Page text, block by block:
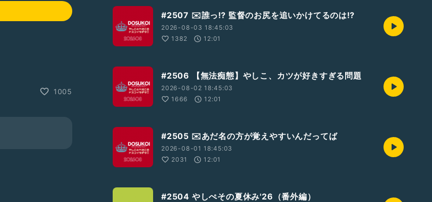
1005
#2507 ✉️誰っ⁉︎ 監督のお尻を追いかけてるのは⁉︎
2026-08-03 18:45:03
1382
12:01
#2506 【無法痴態】やしこ、カツが好きすぎる問題
2026-08-02 18:45:03
1666
12:01
#2505 ✉️あだ名の方が覚えやすいんだってば
2026-08-01 18:45:03
2031
12:01
#2504 やしぺその夏休み'26（番外編）